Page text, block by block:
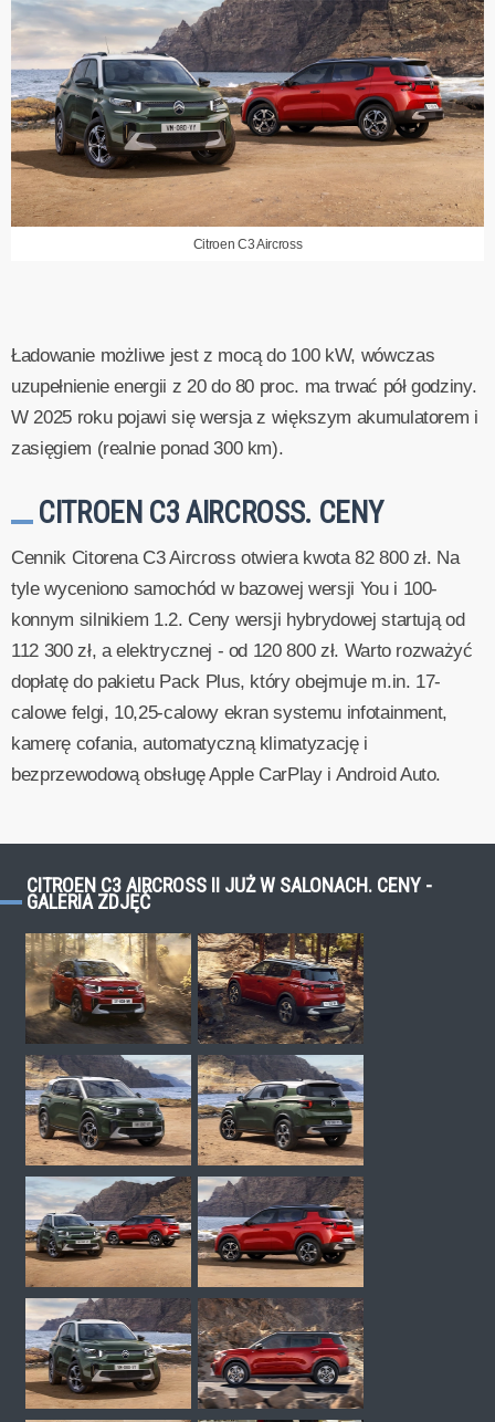
Citroen C3 Aircross
Ładowanie możliwe jest z mocą do 100 kW, wówczas
uzupełnienie energii z 20 do 80 proc. ma trwać pół godziny.
W 2025 roku pojawi się wersja z większym akumulatorem i
zasięgiem (realnie ponad 300 km).
CITROEN C3 AIRCROSS. CENY
Cennik Citorena C3 Aircross otwiera kwota 82 800 zł. Na
tyle wyceniono samochód w bazowej wersji You i 100-
konnym silnikiem 1.2. Ceny wersji hybrydowej startują od
112 300 zł, a elektrycznej - od 120 800 zł. Warto rozważyć
dopłatę do pakietu Pack Plus, który obejmuje m.in. 17-
calowe felgi, 10,25-calowy ekran systemu infotainment,
kamerę cofania, automatyczną klimatyzację i
bezprzewodową obsługę Apple CarPlay i Android Auto.
CITROEN C3 AIRCROSS II JUŻ W SALONACH. CENY -
GALERIA ZDJĘĆ